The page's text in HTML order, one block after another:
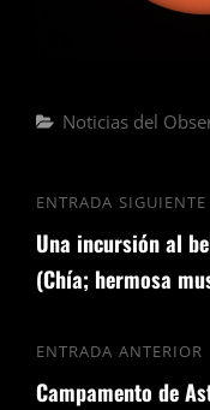
Noticias del
ENTRADA ANTERIOR
Campamento de
ENTRADA SIGUIENTE
Una incursión al
(Chía; hermosa